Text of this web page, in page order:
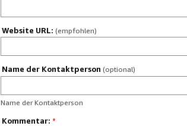
Website URL: (empfohlen)
Name der Kontaktperson (optional)
Name der Kontaktperson
Kommentar: *